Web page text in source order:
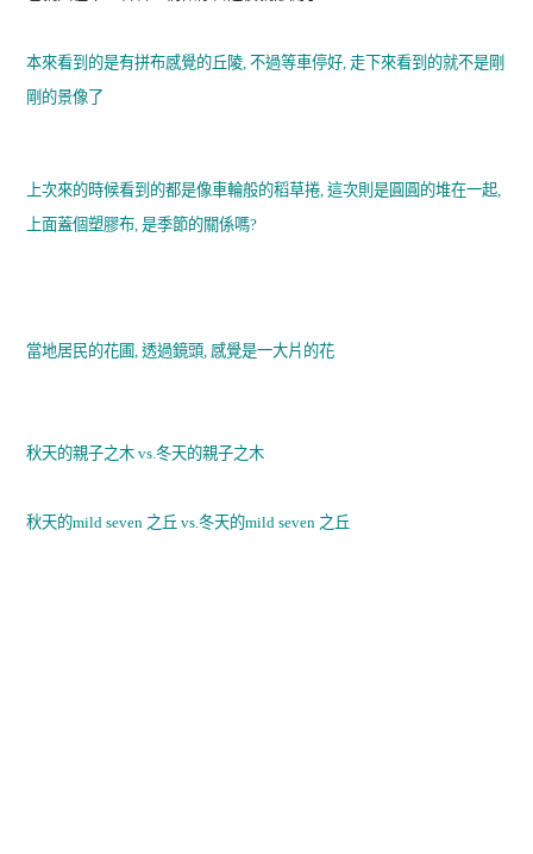
本來看到的是有拼布感覺的丘陵, 不過等車停好, 走下來看到的就不是剛
剛的景像了
上次來的時候看到的都是像車輪般的稻草捲, 這次則是圓圓的堆在一起,
上面蓋個塑膠布, 是季節的關係嗎?
當地居民的花圃, 透過鏡頭, 感覺是一大片的花
秋天的親子之木 vs.冬天的親子之木
秋天的mild seven 之丘 vs.冬天的mild seven 之丘